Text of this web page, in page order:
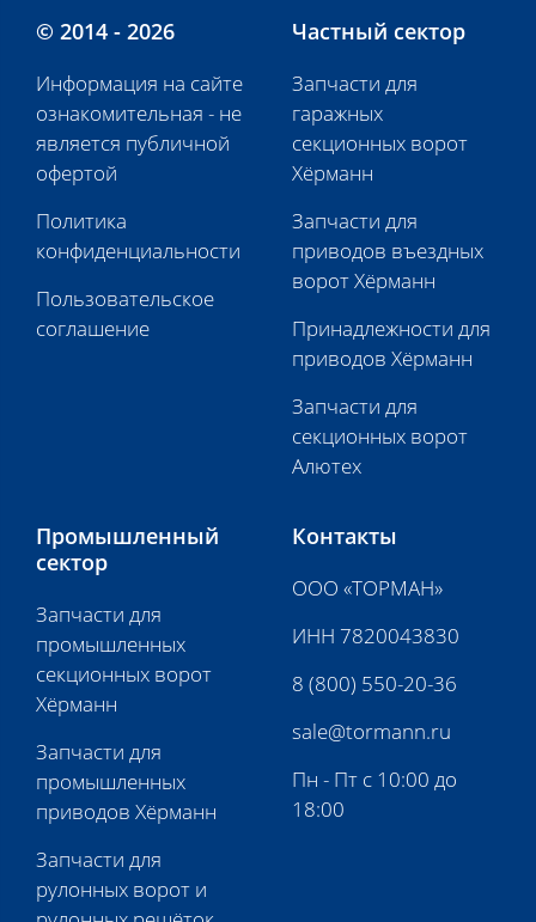
© 2014 - 2026
Информация на сайте
ознакомительная - не
является публичной
офертой
Политика
конфиденциальности
Пользовательское
соглашение
Частный сектор
Запчасти для
гаражных
секционных ворот
Хёрманн
Запчасти для
приводов въездных
ворот Хёрманн
Принадлежности для
приводов Хёрманн
Запчасти для
секционных ворот
Алютех
Промышленный
сектор
Запчасти для
промышленных
секционных ворот
Хёрманн
Запчасти для
промышленных
приводов Хёрманн
Запчасти для
рулонных ворот и
Контакты
ООО «ТОРМАН»
ИНН 7820043830
8 (800) 550-20-36
sale@tormann.ru
Пн - Пт с 10:00 до
18:00